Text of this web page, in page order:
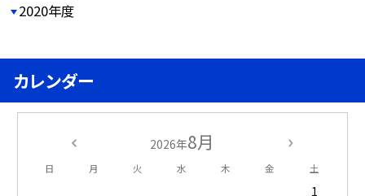
2020年度
カレンダー
2026年8月
日 月 火 水 木 金 土
1